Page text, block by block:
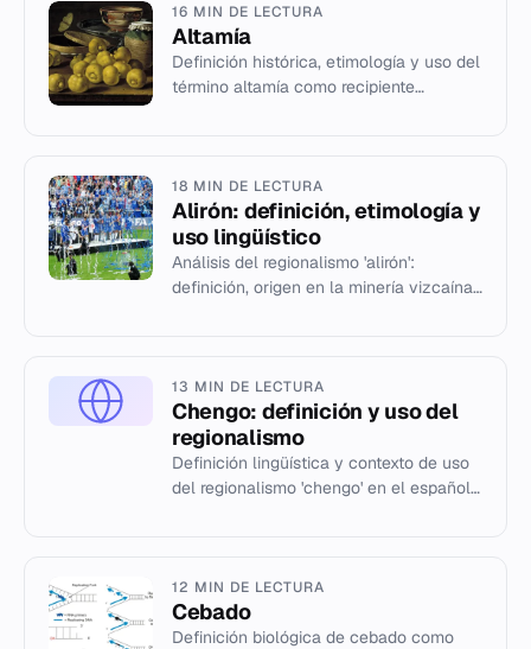
16 MIN DE LECTURA
Altamía
Definición histórica, etimología y uso del
término altamía como recipiente
18 MIN DE LECTURA
Alirón: definición, etimología y
uso lingüístico
Análisis del regionalismo 'alirón':
definición, origen en la minería vizcaína
13 MIN DE LECTURA
Chengo: definición y uso del
regionalismo
Definición lingüística y contexto de uso
del regionalismo 'chengo' en el español
12 MIN DE LECTURA
Cebado
Definición biológica de cebado como